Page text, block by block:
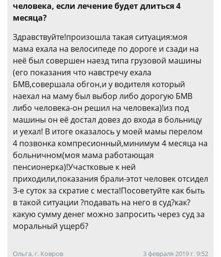
человека, если лечение будет длиться 4
месяца?
Здравствуйте!произошла такая ситуация:моя
мама ехала на велосипеде по дороге и сзади на
неё был совершен наезд типа грузовой машины
(его показания что навстречу ехала
БМВ,совершала обгон,и у водителя который
наехал на маму был выбор либо дорогую БМВ
либо человека-он решил на человека)!из под
машины он её достал довез до входа в больницу
и уехал! В итоге оказалось у моей мамы перелом
4 позвонка компресионный,минимум 4 месяца на
больничном(моя мама работающая
пенсионерка)!Участковые к ней
приходили,показания брали-этот человек отсидел
3-е суток за скратие с места!Посоветуйте как быть
в такой ситуации ?подавать на него в суд?как?
какую сумму денег можно запросить через суд за
моральный ущерб?
Ольга, г. Ковров 3 февраля 2019 г. 9:52